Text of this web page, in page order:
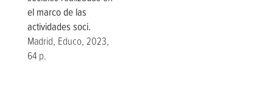
el marco de las
actividades soci.
Madrid, Educo, 2023,
64 p.